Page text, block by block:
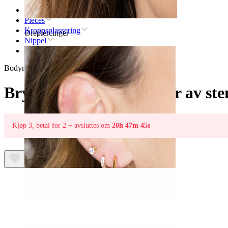
Ørepiercinger
Hjem
Pieces
Kroppsplassering
Nippel
Brystpiercing med blader av sten
Bodymod Trend
Brystpiercing med blader av
Kjøp 3, betal for 2 − avsluttes om 20h 47m 45s